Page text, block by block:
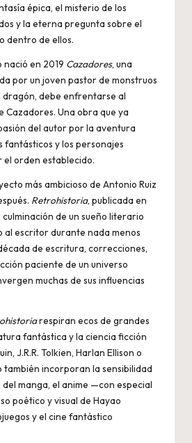
épica, el misterio de los
y la eterna pregunta sobre el
dentro de ellos.
nació en 2019 Cazadores, una
por un joven pastor de monstruos
dragón, debe enfrentarse al
Cazadores. Una obra que ya
del autor por la aventura
fantásticos y los personajes
el orden establecido.
más ambicioso de Antonio Ruiz
Retrohistoria, publicada en
de un sueño literario
al escritor durante nada menos
de escritura, correcciones,
paciente de un universo
muchas de sus influencias
respiran ecos de grandes
fantástica y la ciencia ficción
J.R.R. Tolkien, Harlan Ellison o
también incorporan la sensibilidad
manga, el anime —con especial
poético y visual de Hayao
y el cine fantástico